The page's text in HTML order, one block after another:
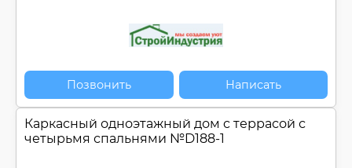
Позвонить Написать
Каркасный одноэтажный дом c террасой с
четырьмя спальнями №D188-1